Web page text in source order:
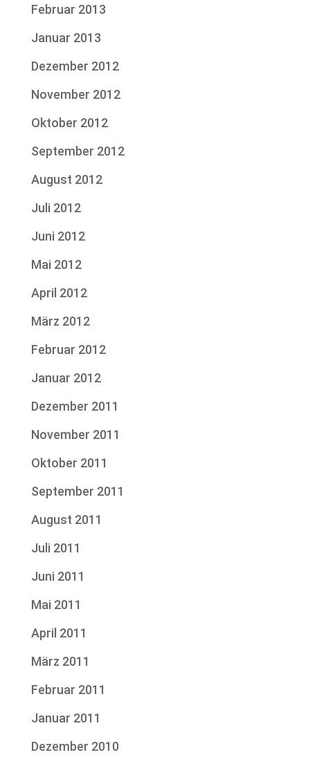
Februar 2013
Januar 2013
Dezember 2012
November 2012
Oktober 2012
September 2012
August 2012
Juli 2012
Juni 2012
Mai 2012
April 2012
März 2012
Februar 2012
Januar 2012
Dezember 2011
November 2011
Oktober 2011
September 2011
August 2011
Juli 2011
Juni 2011
Mai 2011
April 2011
März 2011
Februar 2011
Januar 2011
Dezember 2010